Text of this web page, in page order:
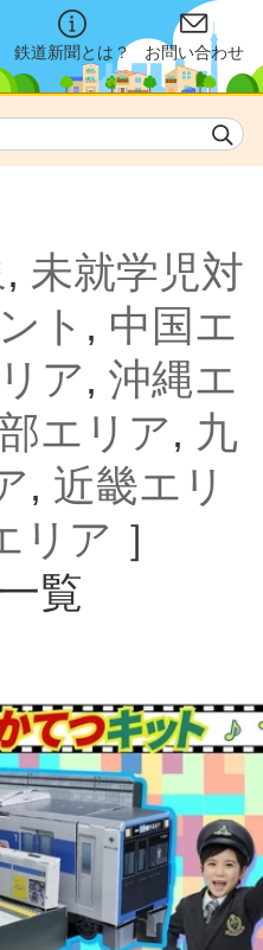
鉄道新聞とは？ お問い合わせ
, 未就学児対
ト , 中国エ
ア, 沖縄エ
エリア, 九
, 近畿エリ
リア ］
覧